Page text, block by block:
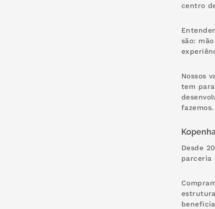
centro
são:
Nossos
tem
fazemos.
Desde
parceria